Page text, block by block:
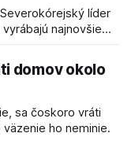
líder
najnovšie
KĽDR, na ktoré
domov okolo
sa čoskoro vráti
ho neminie.